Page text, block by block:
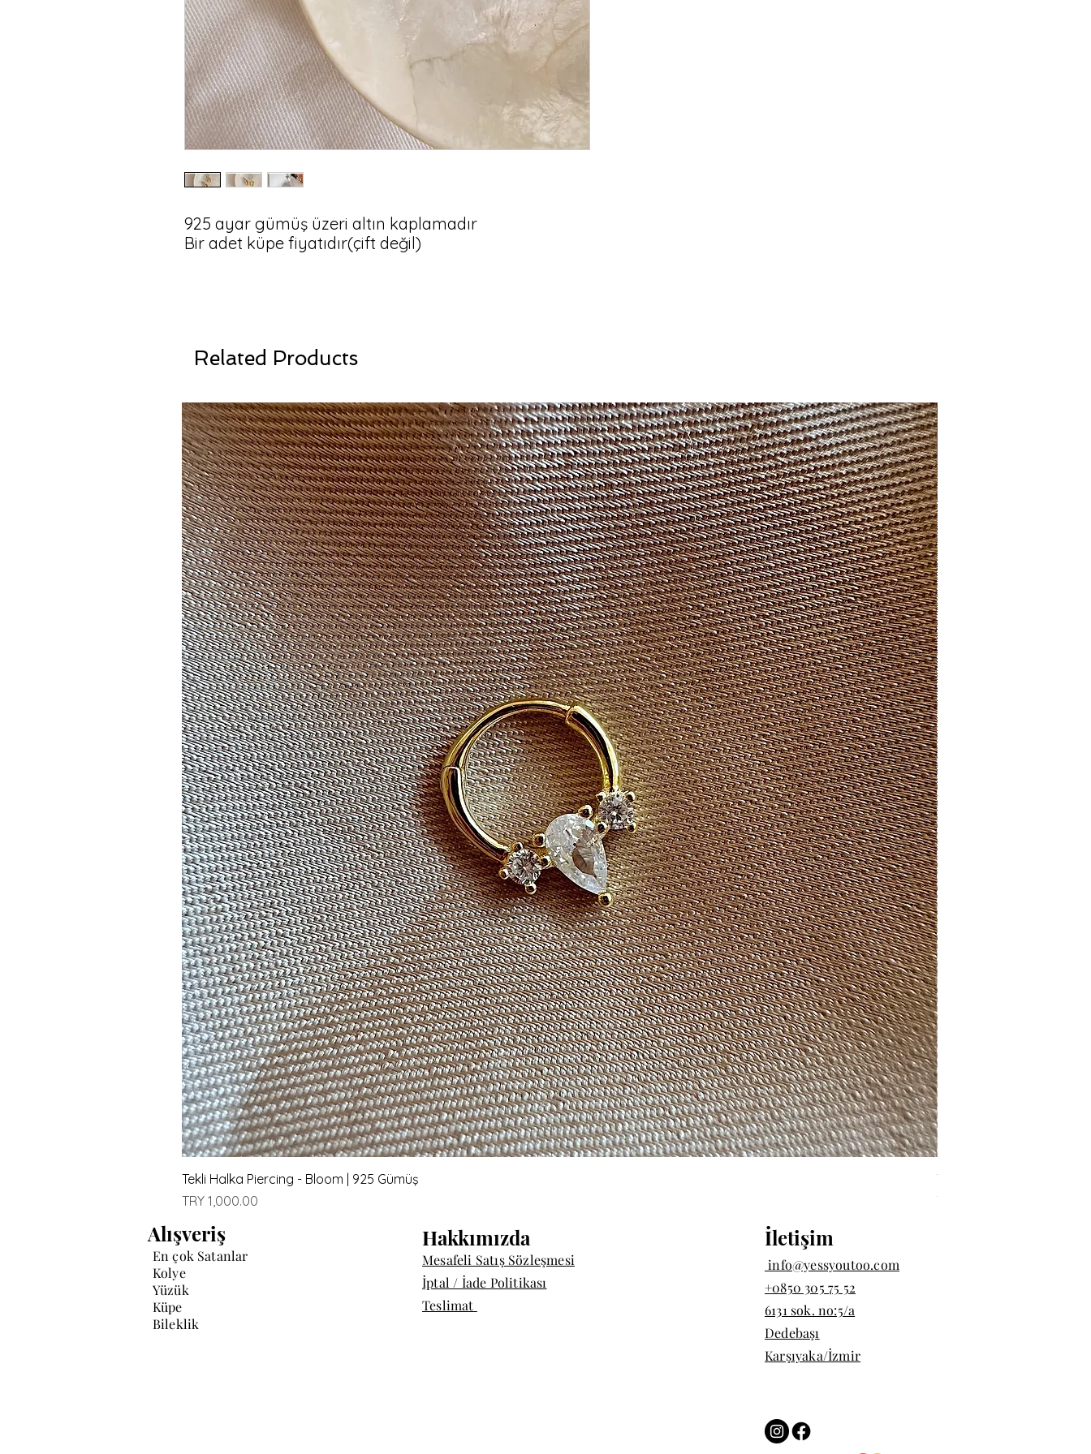
925 ayar gümüş üzeri altın kaplamadır
Bir adet küpe fiyatıdır(çift değil)
Related Products
Tekli Halka Piercing - Bloom | 925 Gümüş
Price
TRY 1,000.00
Tekli Halka Piercing -
Price
TRY 1,000.00
Alışveriş
En çok Satanlar
Kolye
Yüzük
Küpe
Bileklik
Hakkımızda
Mesafeli Satış Sözleşmesi
İptal / İade Politikası
Teslimat
İletişim
info@yessyoutoo.com
+0850 305 75 52
6131 sok. no:5/a
Dedebaşı
Karşıyaka/İzmir